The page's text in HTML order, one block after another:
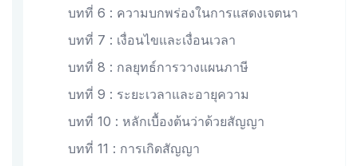
บทที่ 6 : ความบกพร่องในการแสดงเจตนา
บทที่ 7 : เงื่อนไขและเงื่อนเวลา
บทที่ 8 : กลยุทธ์การวางแผนภาษี
บทที่ 9 : ระยะเวลาและอายุความ
บทที่ 10 : หลักเบื้องต้นว่าด้วยสัญญา
บทที่ 11 : การเกิดสัญญา